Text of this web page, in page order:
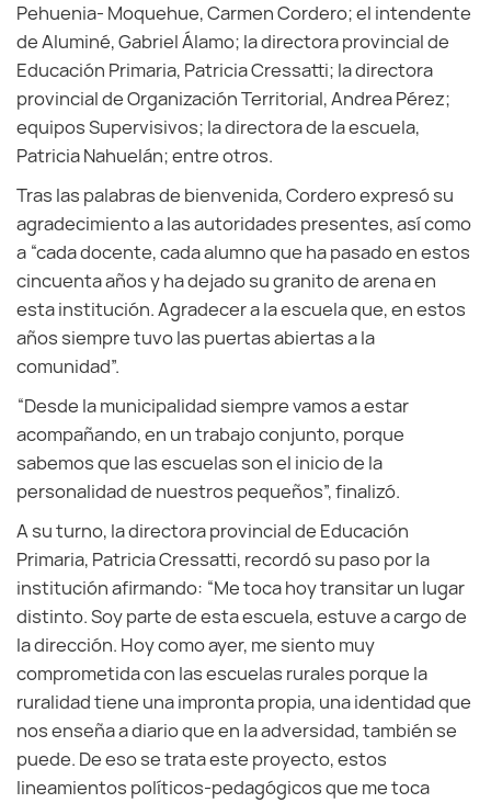
Pehuenia- Moquehue, Carmen Cordero; el intendente
de Aluminé, Gabriel Álamo; la directora provincial de
Educación Primaria, Patricia Cressatti; la directora
provincial de Organización Territorial, Andrea Pérez;
equipos Supervisivos; la directora de la escuela,
Patricia Nahuelán; entre otros.
Tras las palabras de bienvenida, Cordero expresó su
agradecimiento a las autoridades presentes, así como
a “cada docente, cada alumno que ha pasado en estos
cincuenta años y ha dejado su granito de arena en
esta institución. Agradecer a la escuela que, en estos
años siempre tuvo las puertas abiertas a la
comunidad”.
“Desde la municipalidad siempre vamos a estar
acompañando, en un trabajo conjunto, porque
sabemos que las escuelas son el inicio de la
personalidad de nuestros pequeños”, finalizó.
A su turno, la directora provincial de Educación
Primaria, Patricia Cressatti, recordó su paso por la
institución afirmando: “Me toca hoy transitar un lugar
distinto. Soy parte de esta escuela, estuve a cargo de
la dirección. Hoy como ayer, me siento muy
comprometida con las escuelas rurales porque la
ruralidad tiene una impronta propia, una identidad que
nos enseña a diario que en la adversidad, también se
puede. De eso se trata este proyecto, estos
lineamientos políticos-pedagógicos que me toca